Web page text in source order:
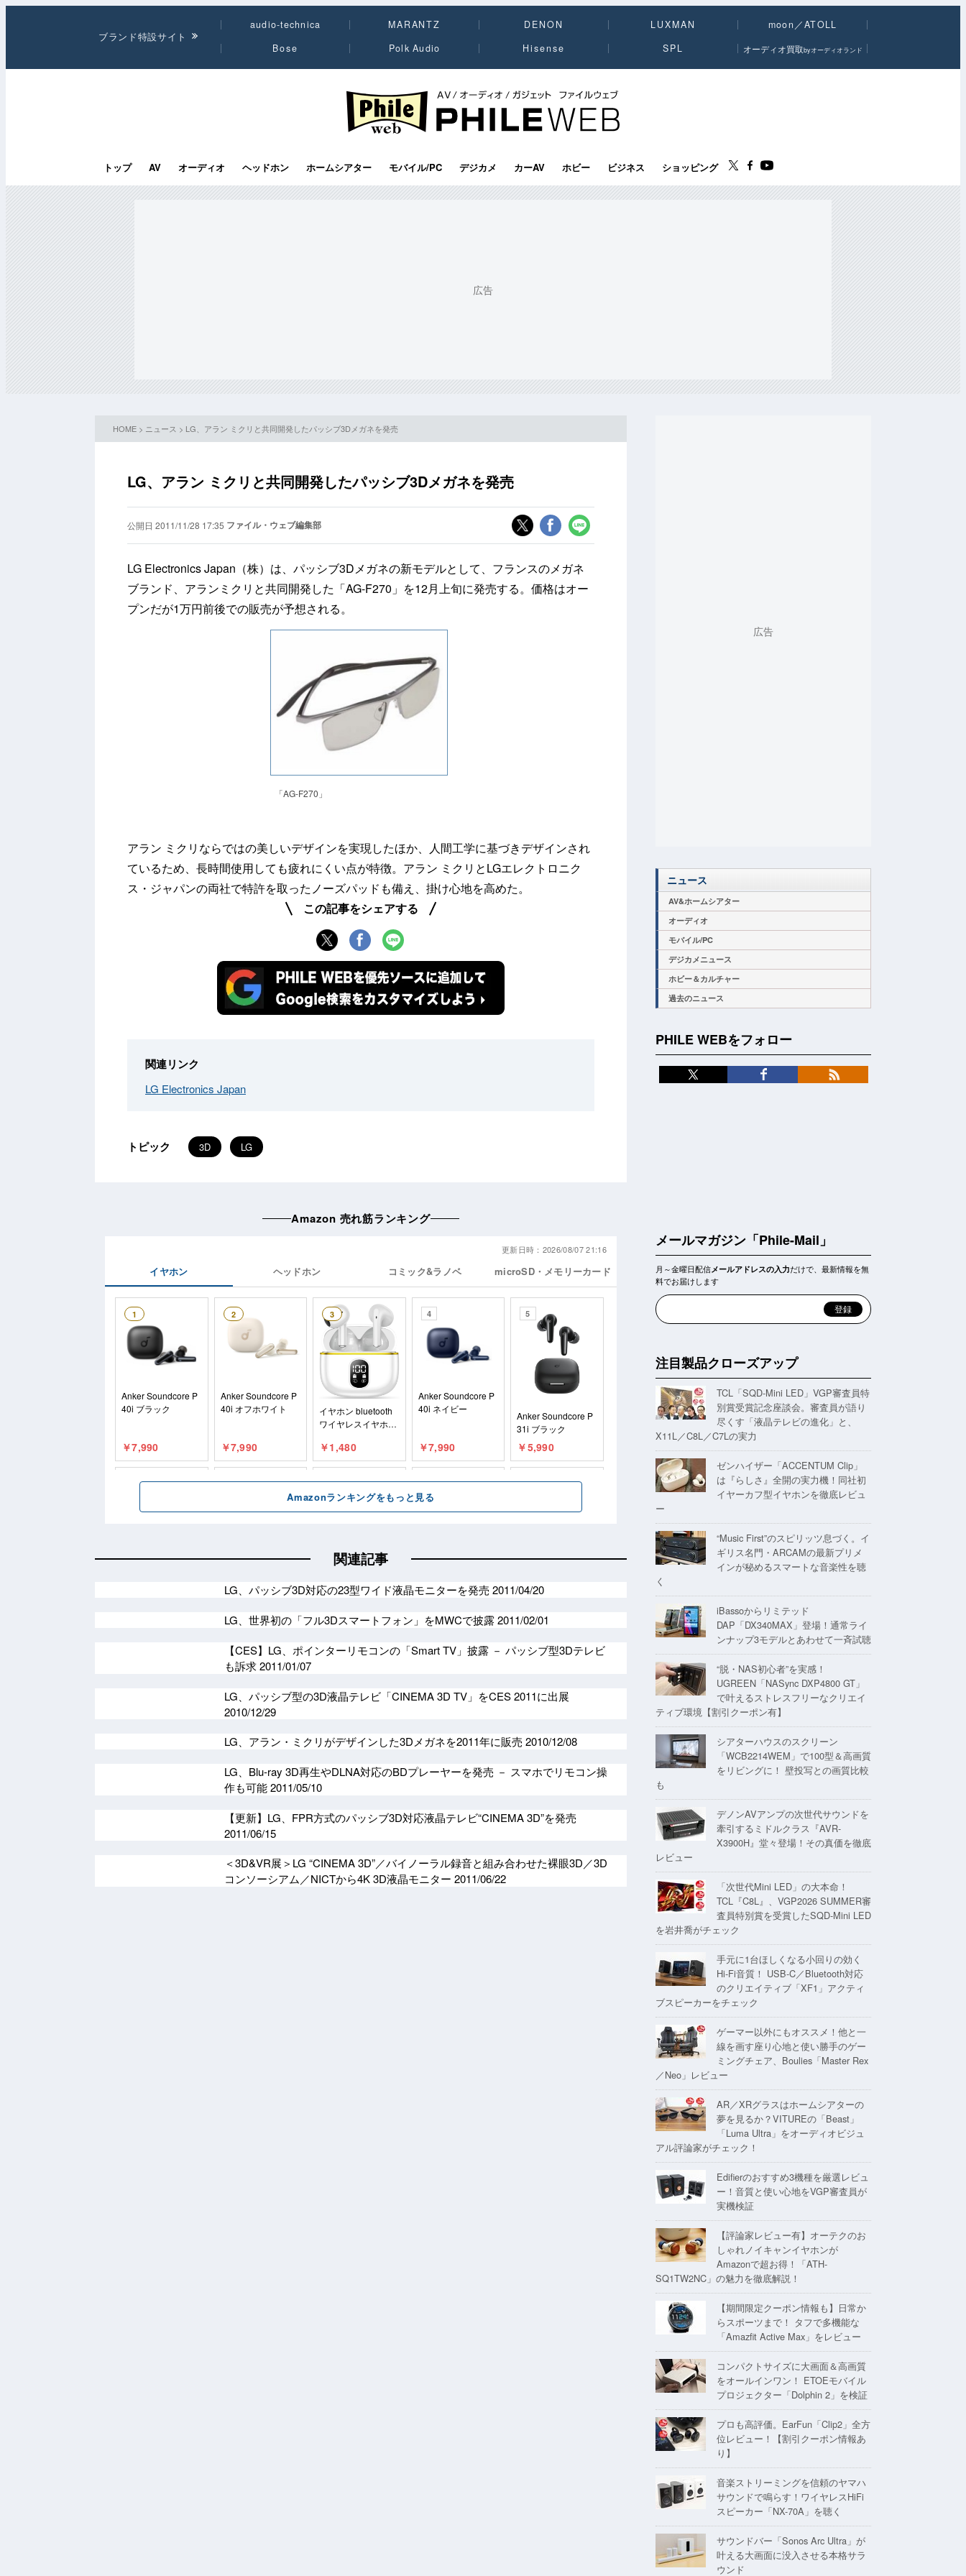
ブランド特設サイト
audio-technica MARANTZ DENON LUXMAN
moon／ATOLL
Bose
Polk Audio Hisense SPL オーディオ買取byオーディオランド
PHILE WEB｜AV/オーディオ/ガジェット
トップ AV オーディオ ヘッドホン ホームシアター モバイル/PC デジカメ カーAV ホビー ビジネス ショッピング
HOME > ニュース > LG、アラン ミクリと共同開発したパッシブ3Dメガネを発売
LG、アラン ミクリと共同開発したパッシブ3Dメガネを発売
公開日 2011/11/28 17:35 ファイル・ウェブ編集部
LG Electronics Japan（株）は、パッシブ3Dメガネの新モデルとして、フランスのメガネ
ブランド、アランミクリと共同開発した「AG-F270」を12月上旬に発売する。価格はオー
プンだが1万円前後での販売が予想される。
「AG-F270」
アラン ミクリならではの美しいデザインを実現したほか、人間工学に基づきデザインされ
ているため、長時間使用しても疲れにくい点が特徴。アラン ミクリとLGエレクトロニク
ス・ジャパンの両社で特許を取ったノーズパッドも備え、掛け心地を高めた。
この記事をシェアする
関連リンク
LG Electronics Japan
トピック 3D LG
関連記事
LG、パッシブ3D対応の23型ワイド液晶モニターを発売 2011/04/20
LG、世界初の「フル3Dスマートフォン」をMWCで披露2011/02/01
【CES】LG、ポインターリモコンの「Smart TV」披露 － パッシブ型3Dテレビ
も訴求2011/01/07
LG、パッシブ型の3D液晶テレビ「CINEMA 3D TV」をCES 2011に出展
2010/12/29
LG、アラン・ミクリがデザインした3Dメガネを2011年に販売 2010/12/08
LG、Blu-ray 3D再生やDLNA対応のBDプレーヤーを発売 － スマホでリモコン操
作も可能2011/05/10
【更新】LG、FPR方式のパッシブ3D対応液晶テレビ“CINEMA 3D”を発売
2011/06/15
＜3D&VR展＞LG “CINEMA 3D”／バイノーラル録音と組み合わせた裸眼3D／3D
コンソーシアム／NICTから4K 3D液晶モニター 2011/06/22
ニュース
AV&ホームシアター
オーディオ
モバイル/PC
デジカメニュース
ホビー＆カルチャー
過去のニュース
PHILE WEBをフォロー
メールマガジン「Phile-Mail」
月～金曜日配信メールアドレスの入力だけで、最新情報を無
料でお届けします
注目製品クローズアップ
TCL「SQD-Mini LED」VGP審査員特
別賞受賞記念座談会。審査員が語り
尽くす「液晶テレビの進化」と、
X11L／C8L／C7Lの実力
ゼンハイザー「ACCENTUM Clip」
は『らしさ』全開の実力機！同社初
イヤーカフ型イヤホンを徹底レビュ
ー
“Music First”のスピリッツ息づく。イ
ギリス名門・ARCAMの最新プリメ
インが秘めるスマートな音楽性を聴
く
iBassoからリミテッド
DAP「DX340MAX」登場！通常ライ
ンナップ3モデルとあわせて一斉試聴
“脱・NAS初心者”を実感！
UGREEN「NASync DXP4800 GT」
で叶えるストレスフリーなクリエイ
ティブ環境【割引クーポン有】
シアターハウスのスクリーン
「WCB2214WEM」で100型＆高画質
をリビングに！ 壁投写との画質比較
も
デノンAVアンプの次世代サウンドを
牽引するミドルクラス『AVR-
X3900H』堂々登場！その真価を徹底
レビュー
「次世代Mini LED」の大本命！
TCL『C8L』、VGP2026 SUMMER審
査員特別賞を受賞したSQD-Mini LED
を岩井喬がチェック
手元に1台ほしくなる小回りの効く
Hi-Fi音質！ USB-C／Bluetooth対応
のクリエイティブ「XF1」アクティ
ブスピーカーをチェック
ゲーマー以外にもオススメ！他と一
線を画す座り心地と使い勝手のゲー
ミングチェア、Boulies「Master Rex
／Neo」レビュー
AR／XRグラスはホームシアターの
夢を見るか？VITUREの「Beast」
「Luma Ultra」をオーディオビジュ
アル評論家がチェック！
Edifierのおすすめ3機種を厳選レビュ
ー！音質と使い心地をVGP審査員が
実機検証
【評論家レビュー有】オーテクのお
しゃれノイキャンイヤホンが
Amazonで超お得！「ATH-
SQ1TW2NC」の魅力を徹底解説！
【期間限定クーポン情報も】日常か
らスポーツまで！ タフで多機能な
「Amazfit Active Max」をレビュー
コンパクトサイズに大画面＆高画質
をオールインワン！ ETOEモバイル
プロジェクター「Dolphin 2」を検証
プロも高評価。EarFun「Clip2」全方
位レビュー！【割引クーポン情報あ
り】
音楽ストリーミングを信頼のヤマハ
サウンドで鳴らす！ワイヤレスHiFi
スピーカー「NX-70A」を聴く
サウンドバー「Sonos Arc Ultra」が
叶える大画面に没入させる本格サラ
ウンド